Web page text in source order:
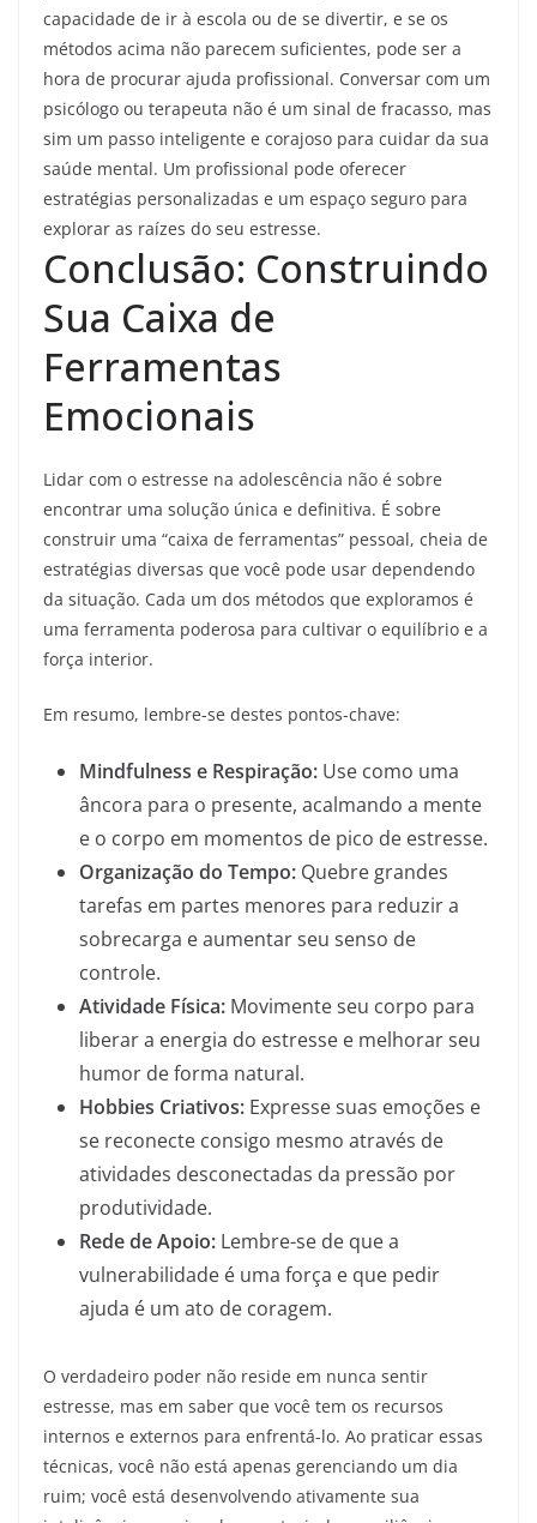
capacidade de ir à escola ou de se divertir, e se os
métodos acima não parecem suficientes, pode ser a
hora de procurar ajuda profissional. Conversar com um
psicólogo ou terapeuta não é um sinal de fracasso, mas
sim um passo inteligente e corajoso para cuidar da sua
saúde mental. Um profissional pode oferecer
estratégias personalizadas e um espaço seguro para
explorar as raízes do seu estresse.
Conclusão: Construindo
Sua Caixa de
Ferramentas
Emocionais
Lidar com o estresse na adolescência não é sobre
encontrar uma solução única e definitiva. É sobre
construir uma “caixa de ferramentas” pessoal, cheia de
estratégias diversas que você pode usar dependendo
da situação. Cada um dos métodos que exploramos é
uma ferramenta poderosa para cultivar o equilíbrio e a
força interior.
Em resumo, lembre-se destes pontos-chave:
Mindfulness e Respiração: Use como uma
âncora para o presente, acalmando a mente
e o corpo em momentos de pico de estresse.
Organização do Tempo: Quebre grandes
tarefas em partes menores para reduzir a
sobrecarga e aumentar seu senso de
controle.
Atividade Física: Movimente seu corpo para
liberar a energia do estresse e melhorar seu
humor de forma natural.
Hobbies Criativos: Expresse suas emoções e
se reconecte consigo mesmo através de
atividades desconectadas da pressão por
produtividade.
Rede de Apoio: Lembre-se de que a
vulnerabilidade é uma força e que pedir
ajuda é um ato de coragem.
O verdadeiro poder não reside em nunca sentir
estresse, mas em saber que você tem os recursos
internos e externos para enfrentá-lo. Ao praticar essas
técnicas, você não está apenas gerenciando um dia
ruim; você está desenvolvendo ativamente sua